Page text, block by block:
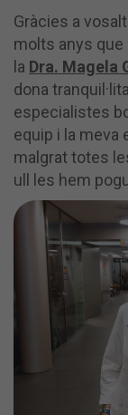
Gràcies a
molts anys que
la Dra. Magela
dona
especialistes
equip i la meva
malgrat totes
ull les hem